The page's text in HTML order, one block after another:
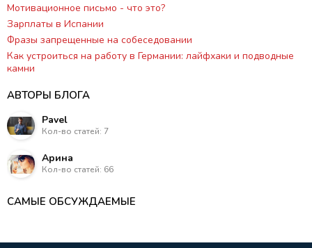
Мотивационное письмо - что это?
Зарплаты в Испании
Фразы запрещенные на собеседовании
Как устроиться на работу в Германии: лайфхаки и подводные
камни
АВТОРЫ БЛОГА
Pavel
Кол-во статей: 7
Арина
Кол-во статей: 66
САМЫЕ ОБСУЖДАЕМЫЕ